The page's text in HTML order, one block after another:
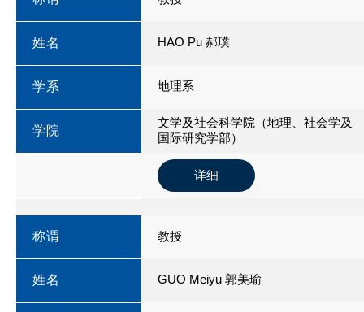
姓名 HAO Pu 郝璞
学系 地理系
学院
文学及社会科学院（地理、社会学及
国际研究学部）
详细
称谓 教授
姓名 GUO Meiyu 郭美瑜